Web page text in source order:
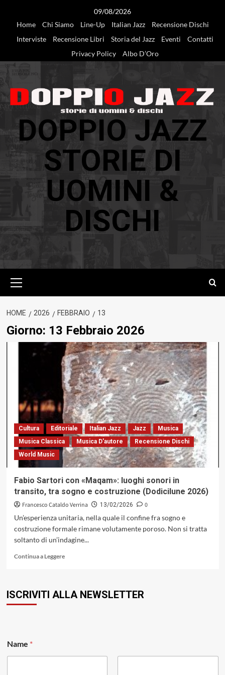
09/08/2026
Home
Chi Siamo Line-Up Italian Jazz
Recensione Dischi
Interviste
Recensione Libri Storia del Jazz Eventi
Contatti
Privacy Policy
Albo D’Oro
DOPPIO JAZZ
STORIE DI
UOMINI &
DISCHI
principale
HOME 2026 FEBBRAIO 13
Giorno: 13 Febbraio 2026
Cultura Editoriale Italian Jazz Jazz
Musica
Musica Classica
Musica D'autore
Recensione Dischi
World Music
Fabio Sartori con «Maqam»: luoghi sonori in
transito, tra sogno e costruzione (Dodicilune 2026)
Francesco Cataldo Verrina 13/02/2026
0
Un’esperienza unitaria, nella quale il confine fra sogno e
costruzione formale rimane volutamente poroso. Non si tratta
soltanto di un’indagine...
Continua a LeggereLeggi
Fabio
ISCRIVITI ALLA NEWSLETTER
E
m
Name *